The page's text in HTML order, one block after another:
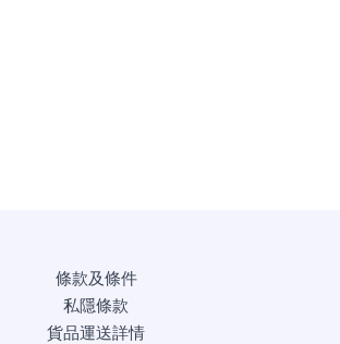
條款及條件
私隱條款
貨品運送詳情